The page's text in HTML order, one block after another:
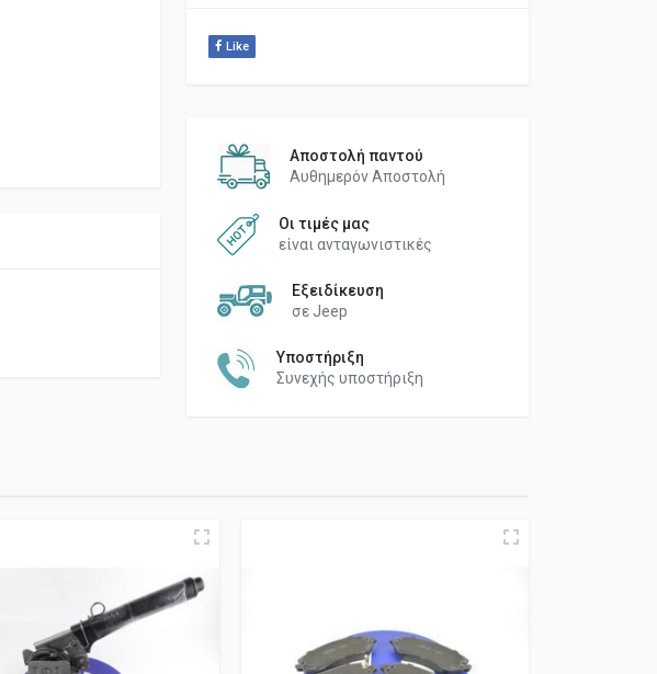
Like
Αποστολή παντού
Αυθημερόν Αποστολή
Οι τιμές μας
είναι ανταγωνιστικές
Εξειδίκευση
σε Jeep
Υποστήριξη
Συνεχής υποστήριξη